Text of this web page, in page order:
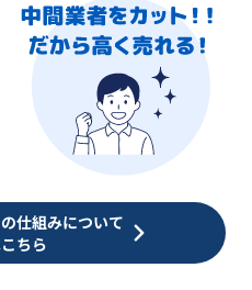
仕組みについて
ちら